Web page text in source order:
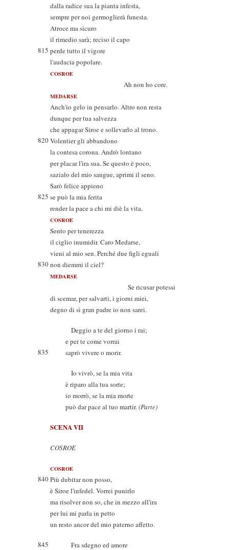
dalla radice sua la pianta infesta,
sempre per noi germoglierà funesta.
Atroce ma sicuro
il rimedio sarà; reciso il capo
815 perde tutto il vigore
l'audacia popolare.
COSROE
Ah non ho core.
MEDARSE
Anch'io gelo in pensarlo. Altro non resta
dunque per tua salvezza
che appagar Siroe e sollevarlo al trono.
820Volentier gli abbandono
la contesa corona. Andrò lontano
per placar l'ira sua. Se questo è poco,
sazialo del mio sangue, aprimi il seno.
Sarò felice appieno
825 se può la mia ferita
render la pace a chi mi diè la vita.
COSROE
Sento per tenerezza
il ciglio inumidir. Caro Medarse,
vieni al mio sen. Perché due figli eguali
830non diemmi il ciel?
MEDARSE
Se ricusar potessi
di scemar, per salvarti, i giorni miei,
degno di sì gran padre io non sarei.
Deggio a te del giorno i rai;
e per te come vorrai
835
saprò vivere o morir.
Io vivrò, se la mia vita
è riparo alla tua sorte;
io morrò, se la mia morte
può dar pace al tuo martir.(Parte)
SCENA VII
COSROE
COSROE
840Più dubitar non posso,
è Siroe l'infedel. Vorrei punirlo
ma risolver non so, che in mezzo all'ira
per lui mi parla in petto
un resto ancor del mio paterno affetto.
845
Fra sdegno ed amore